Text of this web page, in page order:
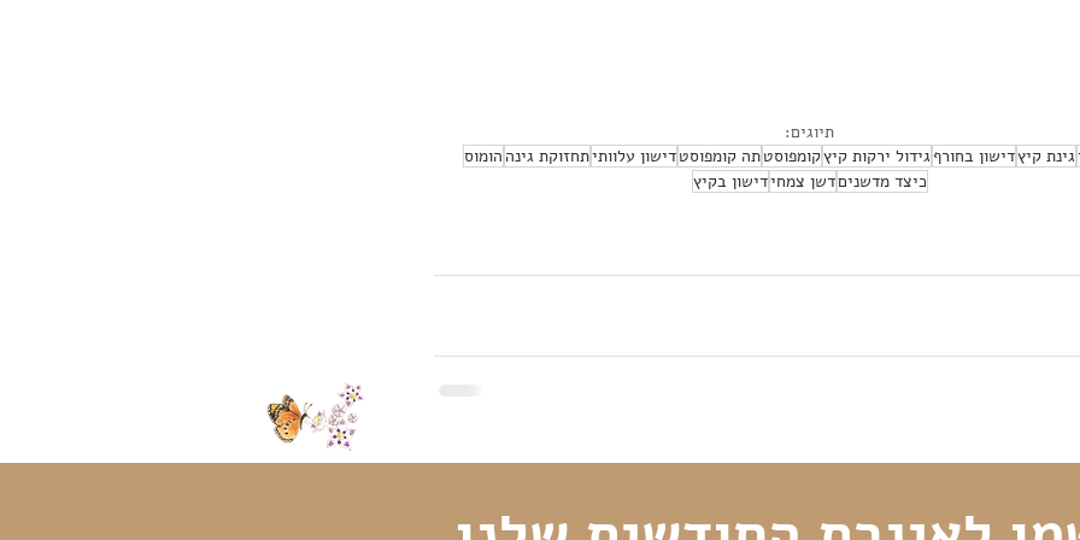
תיוגים:
גינת קיץדישון בחורף גידול ירקות קיץקומפוסטתה קומפוסטדישון עלוותיתחזוקת גינה הומוס
כיצד מדשניםדשן צמחידישון בקיץ